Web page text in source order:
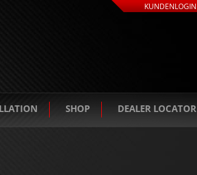
KUNDENLOGIN
SHOP DEALER LOCATOR